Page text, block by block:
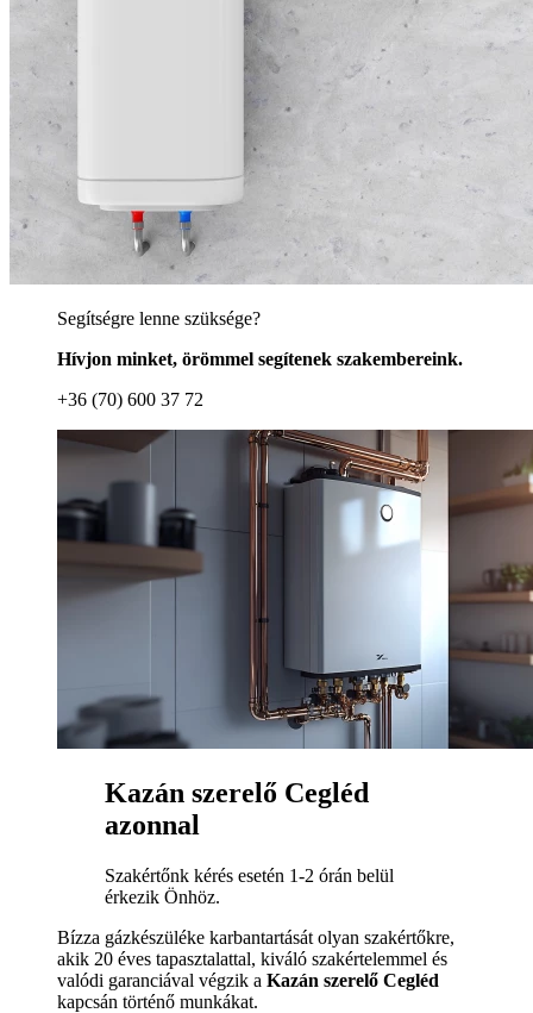
Segítségre lenne szüksége?
Hívjon minket, örömmel segítenek szakembereink.
+36 (70) 600 37 72
Kazán szerelő Cegléd
azonnal
Szakértőnk kérés esetén 1-2 órán belül
érkezik Önhöz.
Bízza gázkészüléke karbantartását olyan szakértőkre,
akik 20 éves tapasztalattal, kiváló szakértelemmel és
valódi garanciával végzik a Kazán szerelő Cegléd
kapcsán történő munkákat.